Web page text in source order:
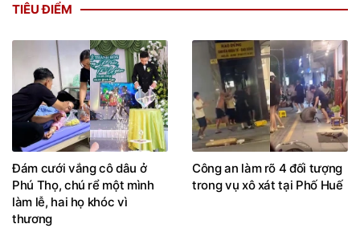
TIÊU ĐIỂM
Đám cưới vắng cô dâu ở
Phú Thọ, chú rể một mình
làm lễ, hai họ khóc vì
thương
Công an làm rõ 4 đối tượng
trong vụ xô xát tại Phố Huế